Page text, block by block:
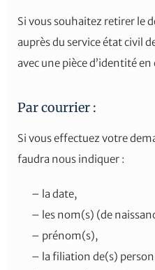
Si vous souhaitez retirer le
auprès du service état civil
avec une pièce d’identité
Par courrier :
Si vous effectuez votre
faudra nous indiquer :
– la date,
– les nom(s) (de
– prénom(s),
– la filiation de(s)